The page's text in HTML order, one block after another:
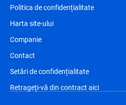
Politica de confidențialitate
Harta site-ului
Companie
Contact
Setări de confidențialitate
Retrageți-vă din contract aici